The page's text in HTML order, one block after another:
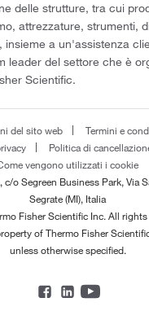
delle strutture, tra cui
attrezzature, strumenti,
insieme a un'assistenza
leader del settore che è
Scientific.
del sito web
Termini e
Politica di
vengono utilizzati i cookie
c/o Segreen Business Park, Via
Segrate (MI), Italia
Fisher Scientific Inc. All rights
of Thermo Fisher
unless otherwise specified.